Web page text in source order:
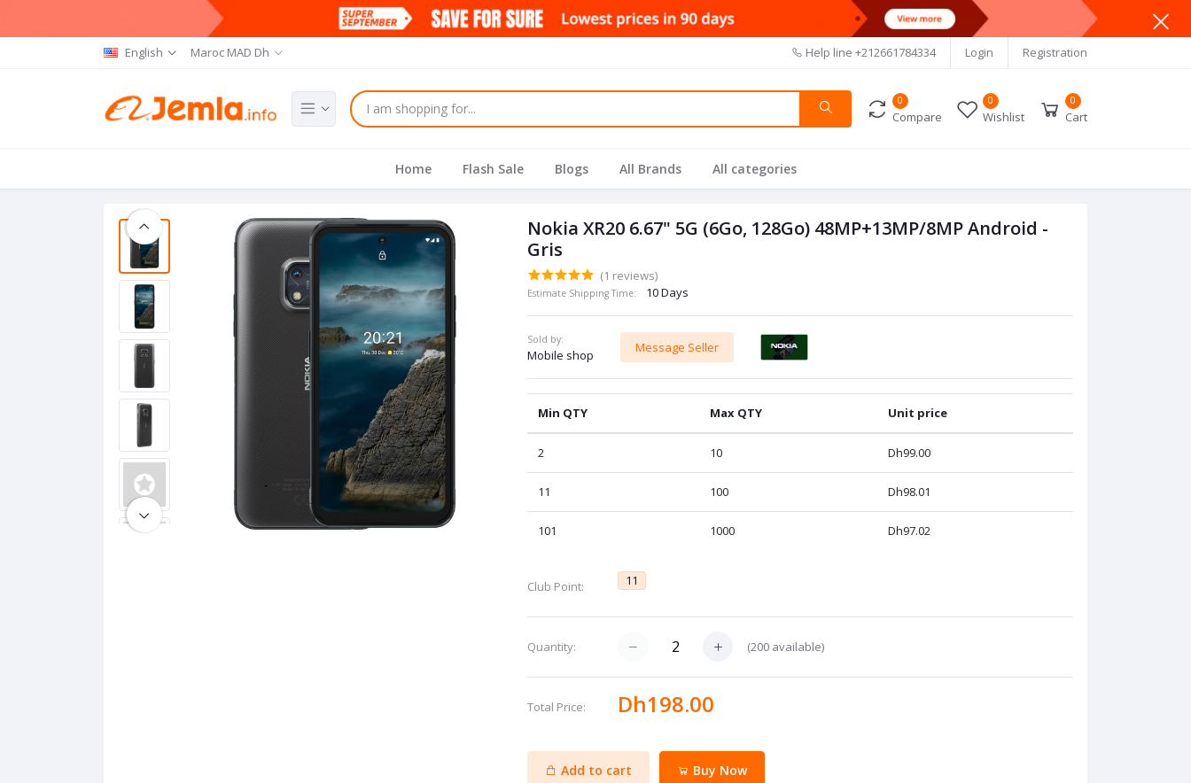
English Maroc MAD Dh Help line +212661784334 Login Registration
0
Compare
0
Wishlist
0
Cart
Home Flash Sale Blogs All Brands All categories
Nokia XR20 6.67" 5G (6Go, 128Go) 48MP+13MP/8MP Android -
Gris
(1 reviews)
Estimate Shipping Time: 10 Days
Sold by:
Mobile shop
Message Seller
Min QTY Max QTY Unit price
2 10 Dh99.00
11 100 Dh98.01
101 1000 Dh97.02
Club Point: 11
Quantity: (200 available)
Total Price: Dh198.00
Add to cart Buy Now